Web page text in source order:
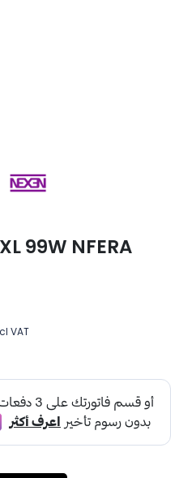
99W NFERA
VAT: